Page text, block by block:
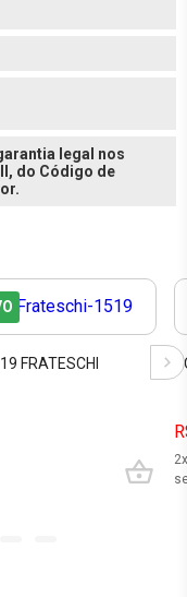
legal nos
do Código de
FRATESCHI
2